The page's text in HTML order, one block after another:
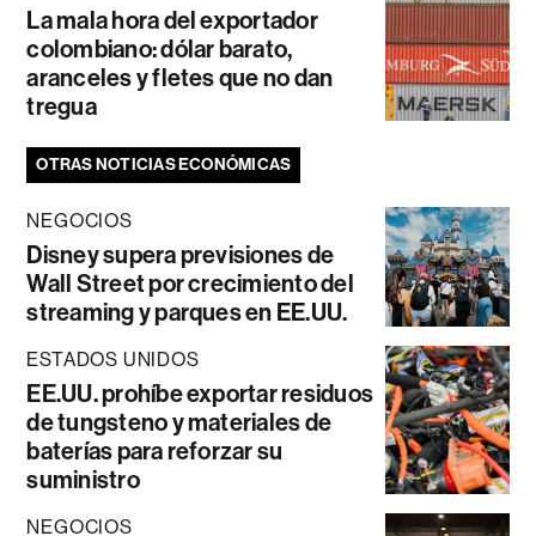
La mala hora del exportador
colombiano: dólar barato,
aranceles y fletes que no dan
tregua
OTRAS NOTICIAS ECONÓMICAS
NEGOCIOS
Disney supera previsiones de
Wall Street por crecimiento del
streaming y parques en EE.UU.
ESTADOS UNIDOS
EE.UU. prohíbe exportar residuos
de tungsteno y materiales de
baterías para reforzar su
suministro
NEGOCIOS